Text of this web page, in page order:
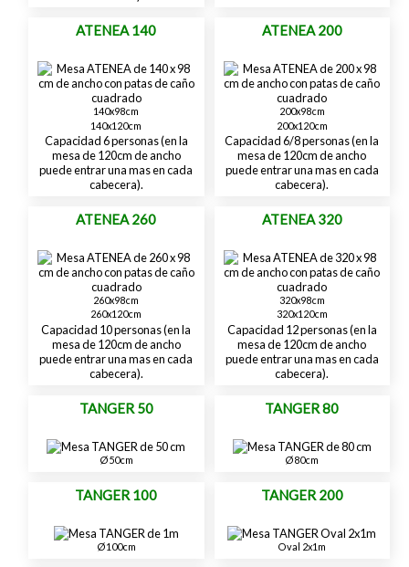
ATENEA 140
140x98cm
140x120cm
Capacidad 6 personas (en la
mesa de 120cm de ancho
puede entrar una mas en cada
cabecera).
ATENEA 200
200x98cm
200x120cm
Capacidad 6/8 personas (en la
mesa de 120cm de ancho
puede entrar una mas en cada
cabecera).
ATENEA 260
260x98cm
260x120cm
Capacidad 10 personas (en la
mesa de 120cm de ancho
puede entrar una mas en cada
cabecera).
ATENEA 320
320x98cm
320x120cm
Capacidad 12 personas (en la
mesa de 120cm de ancho
puede entrar una mas en cada
cabecera).
TANGER 50
Ø50cm
TANGER 80
Ø80cm
TANGER 100
Ø100cm
TANGER 200
Oval 2x1m